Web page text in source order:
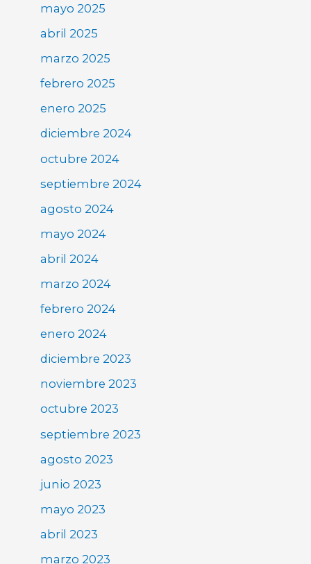
mayo 2025
abril 2025
marzo 2025
febrero 2025
enero 2025
diciembre 2024
octubre 2024
septiembre 2024
agosto 2024
mayo 2024
abril 2024
marzo 2024
febrero 2024
enero 2024
diciembre 2023
noviembre 2023
octubre 2023
septiembre 2023
agosto 2023
junio 2023
mayo 2023
abril 2023
marzo 2023